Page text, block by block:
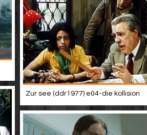
Zur see (ddr1977) e04-die kollision